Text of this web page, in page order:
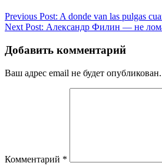
Previous Post: A donde van las pulgas
Next Post: Александр Филин — не
Добавить комментарий
Ваш адрес email не будет опубликован.
Комментарий *